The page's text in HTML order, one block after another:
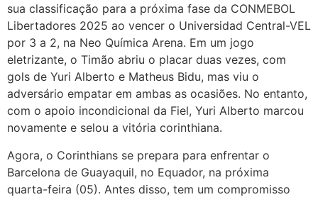
sua classificação para a próxima fase da CONMEBOL
Libertadores 2025 ao vencer o Universidad Central-VEL
por 3 a 2, na Neo Química Arena. Em um jogo
eletrizante, o Timão abriu o placar duas vezes, com
gols de Yuri Alberto e Matheus Bidu, mas viu o
adversário empatar em ambas as ocasiões. No entanto,
com o apoio incondicional da Fiel, Yuri Alberto marcou
novamente e selou a vitória corinthiana.
Agora, o Corinthians se prepara para enfrentar o
Barcelona de Guayaquil, no Equador, na próxima
quarta-feira (05). Antes disso, tem um compromisso